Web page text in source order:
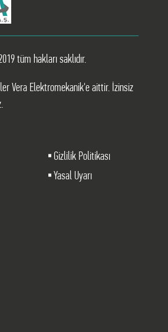
tüm hakları saklıdır.
Vera Elektromekanik'e aittir. İzinsiz
Gizlilik Politikası
Yasal Uyarı